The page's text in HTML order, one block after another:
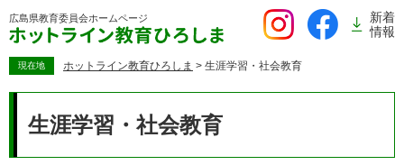
ー
広島県教育委員会ホームページ
新着
情報
現在地 ホットライン教育ひろしま > 生涯学習・社会教育
生涯学習・社会教育